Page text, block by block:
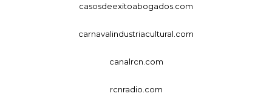
casosdeexitoabogados.com
carnavalindustriacultural.com
canalrcn.com
rcnradio.com